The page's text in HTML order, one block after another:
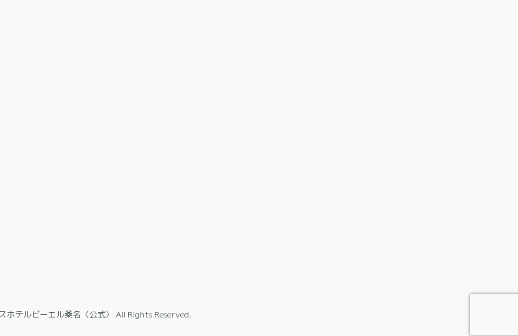
テルビーエル桑名〈公式〉 All Rights Reserved.